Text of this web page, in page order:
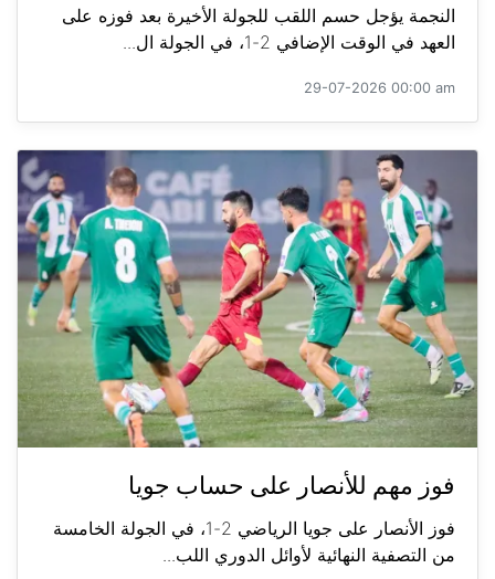
النجمة يؤجل حسم اللقب للجولة الأخيرة بعد فوزه على
العهد في الوقت الإضافي 2-1، في الجولة ال...
29-07-2026 00:00 am
فوز مهم للأنصار على حساب جويا
فوز الأنصار على جويا الرياضي 2-1، في الجولة الخامسة
من التصفية النهائية لأوائل الدوري اللب...